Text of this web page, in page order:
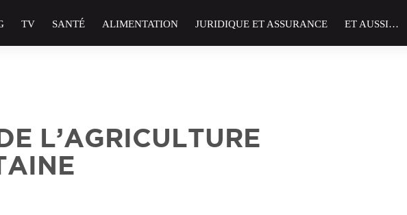
TV SANTÉ ALIMENTATION JURIDIQUE ET ASSURANCE ET AUSSI…
L’AGRICULTURE